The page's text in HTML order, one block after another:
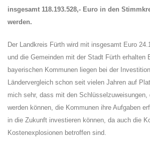
insgesamt 118.193.528,- Euro in den
werden.
Der Landkreis Fürth wird mit insgesamt Euro
und die Gemeinden mit der Stadt Fürth erhalten
bayerischen Kommunen liegen bei der
Ländervergleich schon seit vielen Jahren auf
mich sehr, dass mit den Schlüsselzuweisungen,
werden können, die Kommunen ihre Aufgaben
in die Zukunft investieren können, da auch die
Kostenexplosionen betroffen sind.